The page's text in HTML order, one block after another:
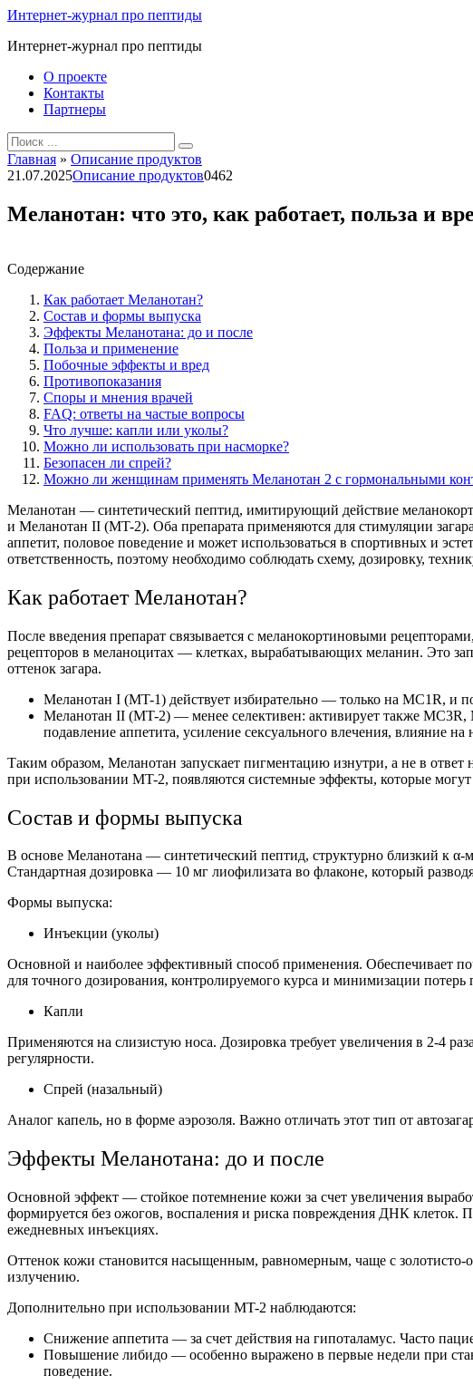
Перейти
контенту
Интернет-журнал про пептиды
Интернет-журнал про пептиды
О проекте
Контакты
Партнеры
Search
for:
Главная » Описание продуктов
21.07.2025Описание продуктов0462
Меланотан: что это, как работает, польза и
Содержание
Как работает Меланотан?
Состав и формы выпуска
Эффекты Меланотана: до и после
Польза и применение
Побочные эффекты и вред
Противопоказания
Споры и мнения врачей
FAQ: ответы на частые вопросы
Что лучше: капли или уколы?
Можно ли использовать при насморке?
Безопасен ли спрей?
Можно ли женщинам применять Меланотан 2 с гормональными
Меланотан — синтетический пептид, имитирующий действие
и Меланотан II (MT-2). Оба препарата применяются для стимуляции
аппетит, половое поведение и может использоваться в спортивных и
ответственность, поэтому необходимо соблюдать схему, дозировку,
Как работает Меланотан?
После введения препарат связывается с меланокортиновыми
рецепторов в меланоцитах — клетках, вырабатывающих меланин. Это
оттенок загара.
Меланотан I (MT-1) действует избирательно — только на MC1R, и
Меланотан II (MT-2) — менее селективен: активирует также
подавление аппетита, усиление сексуального влечения, влияние на
Таким образом, Меланотан запускает пигментацию изнутри, а не в
при использовании MT-2, появляются системные эффекты, которые
Состав и формы выпуска
В основе Меланотана — синтетический пептид, структурно близкий к
Стандартная дозировка — 10 мг лиофилизата во флаконе, который
Формы выпуска:
Инъекции (уколы)
Основной и наиболее эффективный способ применения. Обеспечивает
для точного дозирования, контролируемого курса и минимизации потерь
Капли
Применяются на слизистую носа. Дозировка требует увеличения в 2-4
регулярности.
Спрей (назальный)
Аналог капель, но в форме аэрозоля. Важно отличать этот тип от
Эффекты Меланотана: до и после
Основной эффект — стойкое потемнение кожи за счет увеличения
формируется без ожогов, воспаления и риска повреждения ДНК клеток.
ежедневных инъекциях.
Оттенок кожи становится насыщенным, равномерным, чаще с
излучению.
Дополнительно при использовании MT-2 наблюдаются:
Снижение аппетита — за счет действия на гипоталамус. Часто
Повышение либидо — особенно выражено в первые недели при
поведение.